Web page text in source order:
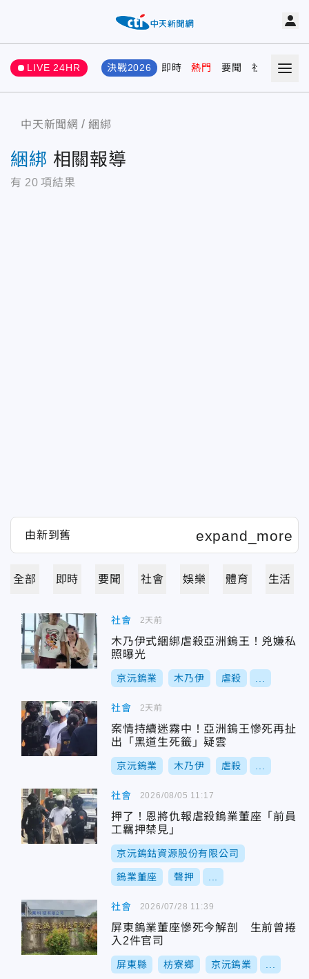
LIVE 24HR 決戰2026 即時 熱門 要聞 社會 娛樂
中天新聞網 綑綁
綑綁 相關報導
有 20 項結果
全部 即時 要聞 社會 娛樂 體育 生活
社會
木乃伊式綑綁虐殺亞洲鎢王！兇嫌私
照曝光
京沅鎢業 木乃伊 虐殺
2天前
社會
案情持續迷霧中！亞洲鎢王慘死再扯
出「黑道生死籤」疑雲
京沅鎢業 木乃伊 虐殺
2天前
社會
押了！恩將仇報虐殺鎢業董座「前員
工羈押禁見」
京沅鎢鈷資源股份有限公司
鎢業董座 聲押
2026/08/05 11:17
社會
屏東鎢業董座慘死今解剖 生前曾捲
入2件官司
屏東縣 枋寮鄉 京沅鎢業
2026/07/28 11:39